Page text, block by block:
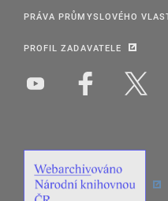
PRÁVA PRŮMYSLOVÉHO
PROFIL ZADAVATELE